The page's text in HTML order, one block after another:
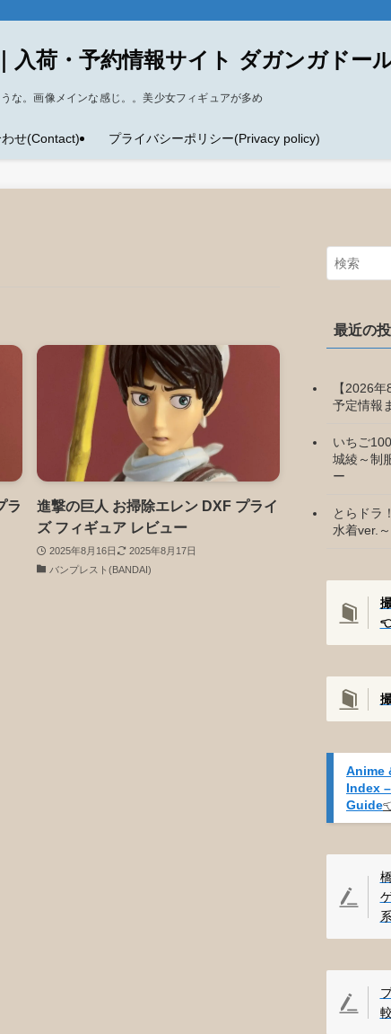
入荷・予約情報サイト ダガンガドー
な。画像メインな感じ。。美少女フィギュアが多め
せ(Contact) プライバシーポリシー(Privacy policy)
ラ
進撃の巨人 お掃除エレン DXF プライ
ズ フィギュア レビュー
2025年8月16日
2025年8月17日
バンプレスト(BANDAI)
最近の
【2026
予定情報
いちご
城綾～制
ー
とらドラ
水着ver.
Anime
Index
Guide